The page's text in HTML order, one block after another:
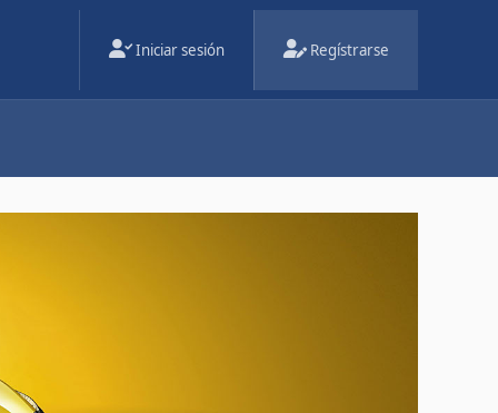
Iniciar sesión Regístrarse